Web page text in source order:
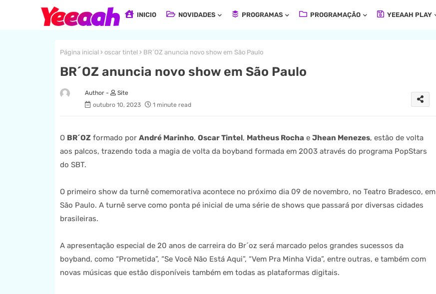
INICIO NOVIDADES PROGRAMAS PROGRAMAÇÃO YEEAAH PLAY
Página inicial oscar tintel BR´OZ anuncia novo show em São Paulo
BR´OZ anuncia novo show em São Paulo
Site
outubro 10, 2023
1 minute read
O BR´OZformado por André Marinho, Oscar Tintel, Matheus Rocha e Jhean Menezes, estão de volta
aos palcos, trazendo toda a magia de volta da boyband formada em 2003 através do programa PopStars
do SBT.
O primeiro show da turnê comemorativa acontece no próximo dia 09 de novembro, no Teatro Bradesco, em
São Paulo. A turnê serve como ponta pé inicial de uma série de shows que passará por diversas cidades
brasileiras.
A apresentação especial de 20 anos de carreira do Br´oz será marcado pelos grandes sucessos da
boyband, como “Prometida”, “Se Você Não Está Aqui”, “Vem Pra Minha Vida”, entre outras, e também com
novas músicas que estão disponíveis também em todas as plataformas digitais.